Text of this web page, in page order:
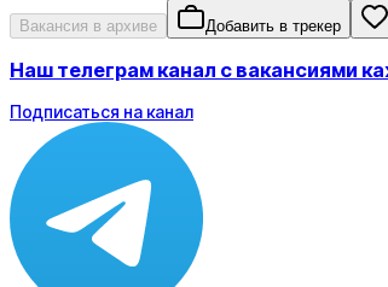
Вакансия в архиве Добавить в трекер
Наш телеграм канал с вакансиями
Подписаться на канал